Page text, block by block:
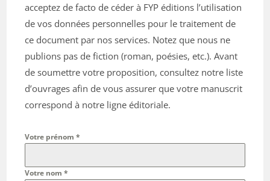
acceptez de facto de céder à FYP éditions l’utilisation
de vos données personnelles pour le traitement de
ce document par nos services. Notez que nous ne
publions pas de fiction (roman, poésies, etc.). Avant
de soumettre votre proposition, consultez notre liste
d’ouvrages afin de vous assurer que votre manuscrit
correspond à notre ligne éditoriale.
Votre prénom*
Votre nom*